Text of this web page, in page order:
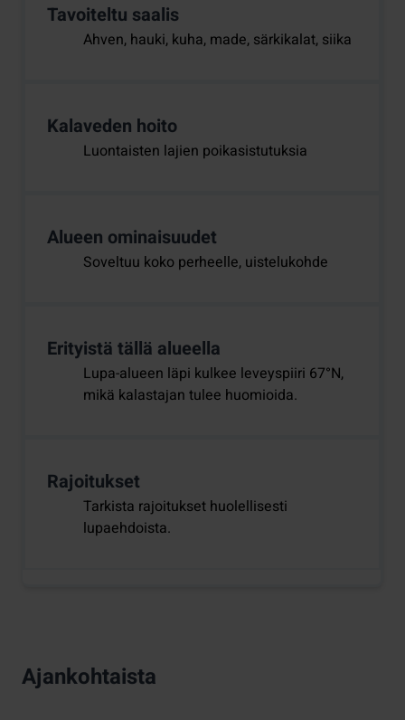
Tavoiteltu saalis
Ahven, hauki, kuha, made, särkikalat, siika
Kalaveden hoito
Luontaisten lajien poikasistutuksia
Alueen ominaisuudet
Soveltuu koko perheelle, uistelukohde
Erityistä tällä alueella
Lupa-alueen läpi kulkee leveyspiiri 67°N,
mikä kalastajan tulee huomioida.
Rajoitukset
Tarkista rajoitukset huolellisesti
lupaehdoista.
Ajankohtaista